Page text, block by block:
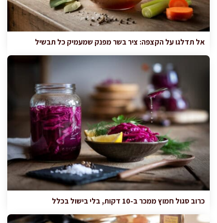
אל תדלגו על הקצפה: ציר בשר מפנק שמעמיק כל תבשיל
כרוב סגול חמוץ ממכר ב-10 דקות, בלי בישול בכלל